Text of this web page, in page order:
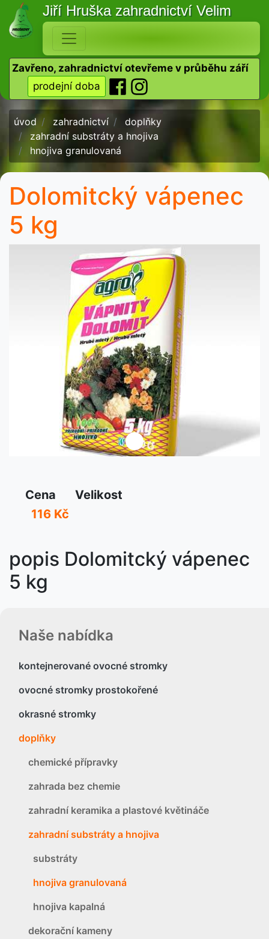
Jiří Hruška zahradnictví Velim
Zavřeno, zahradnictví otevřeme v průběhu září
prodejní doba
úvod zahradnictví
doplňky
zahradní substráty a hnojiva
hnojiva granulovaná
Naše nabídka
kontejnerované ovocné stromky
ovocné stromky prostokořené
okrasné stromky
doplňky
chemické přípravky
zahrada bez chemie
zahradní keramika a plastové květináče
zahradní substráty a hnojiva
substráty
hnojiva granulovaná
hnojiva kapalná
dekorační kameny
Dolomitcký vápenec
5 kg
Předchozí
Cena
Velikost
116 Kč
popis Dolomitcký vápenec
5 kg